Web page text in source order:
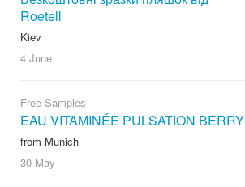
Roetell
Kiev
4 June
Free Samples
EAU VITAMINÉE PULSATION BERRY
from Munich
30 May